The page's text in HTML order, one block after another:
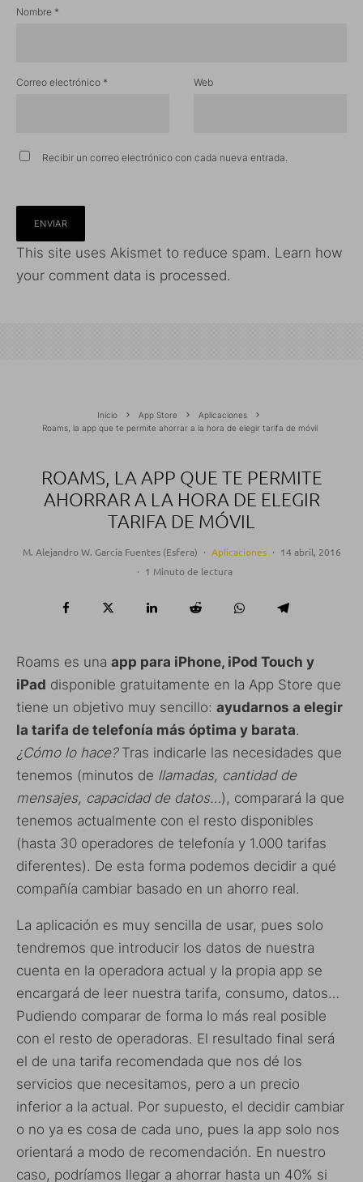
Nombre *
Correo electrónico * Web
Recibir un correo electrónico con cada nueva entrada.
This site uses Akismet to reduce spam. Learn how
your comment data is processed.
Inicio App Store
Aplicaciones
Roams, la app que te permite ahorrar a la hora de elegir tarifa de móvil
ROAMS, LA APP QUE TE PERMITE
AHORRAR A LA HORA DE ELEGIR
TARIFA DE MÓVIL
M. Alejandro W. García Fuentes (Esfera) · Aplicaciones · 14 abril, 2016
· 1 Minuto de lectura
Roams es una app para iPhone, iPod Touch y
iPad disponible gratuitamente en la App Store que
tiene un objetivo muy sencillo: ayudarnos a elegir
la tarifa de telefonía más óptima y barata.
¿Cómo lo hace?Tras indicarle las necesidades que
tenemos (minutos de llamadas, cantidad de
mensajes, capacidad de datos…), comparará la que
tenemos actualmente con el resto disponibles
(hasta 30 operadores de telefonía y 1.000 tarifas
diferentes). De esta forma podemos decidir a qué
compañía cambiar basado en un ahorro real.
La aplicación es muy sencilla de usar, pues solo
tendremos que introducir los datos de nuestra
cuenta en la operadora actual y la propia app se
encargará de leer nuestra tarifa, consumo, datos…
Pudiendo comparar de forma lo más real posible
con el resto de operadoras. El resultado final será
el de una tarifa recomendada que nos dé los
servicios que necesitamos, pero a un precio
inferior a la actual. Por supuesto, el decidir cambiar
o no ya es cosa de cada uno, pues la app solo nos
orientará a modo de recomendación. En nuestro
caso, podríamos llegar a ahorrar hasta un 40% si